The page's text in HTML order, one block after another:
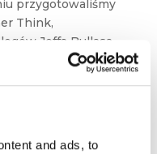
and ads, to
przygotowaliśmy
Think,
Jeffa Bullasa